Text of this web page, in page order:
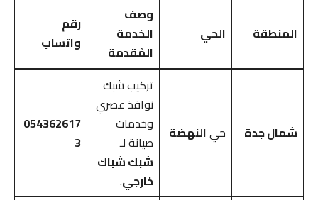
المنطقة الحي
وصف
الخدمة
المُقدمة
رقم
واتساب
شمال جدة حيالنهضة
تركيب شبك
نوافذ عصري
وخدمات
صيانة لـ
شبك شباك
خارجي.
054362617
3